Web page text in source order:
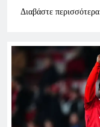
Διαβάστε περισσότερα